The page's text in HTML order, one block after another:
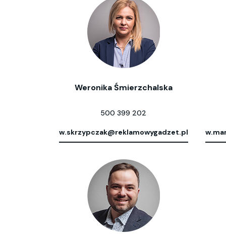
Weronika Śmierzchalska
500 399 202
w.skrzypczak@reklamowygadzet.pl